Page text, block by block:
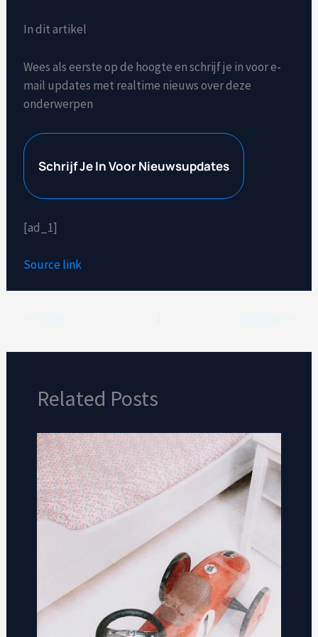
In dit artikel
Wees als eerste op de hoogte en schrijf je in voor e-
mail updates met realtime nieuws over deze
onderwerpen
Schrijf Je In Voor Nieuwsupdates
[ad_1]
Source link
Related Posts